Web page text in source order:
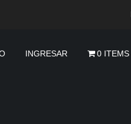
INGRESAR 0 ITEMS